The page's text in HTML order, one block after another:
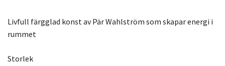
Livfull färgglad konst av Pär Wahlström som skapar energi i
rummet
Storlek